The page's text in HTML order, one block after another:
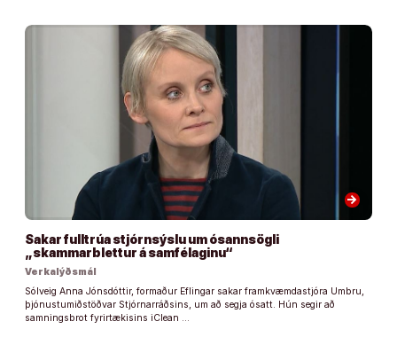
arrow_forward
Sakar fulltrúa stjórnsýslu um ósannsögli
„skammarblettur á samfélaginu“
Verkalýðsmál
Sólveig Anna Jónsdóttir, formaður Eflingar sakar framkvæmdastjóra Umbru,
þjónustumiðstöðvar Stjórnarráðsins, um að segja ósatt. Hún segir að
samningsbrot fyrirtækisins iClean …